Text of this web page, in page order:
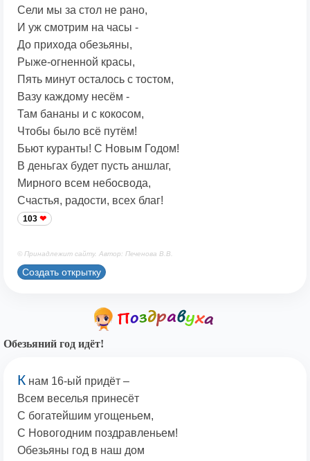
Сели мы за стол не рано,
И уж смотрим на часы -
До прихода обезьяны,
Рыже-огненной красы,
Пять минут осталось с тостом,
Вазу каждому несём -
Там бананы и с кокосом,
Чтобы было всё путём!
Бьют куранты! С Новым Годом!
В деньгах будет пусть аншлаг,
Мирного всем небосвода,
Счастья, радости, всех благ!
103
© Принадлежит сайту. Автор: Печенова В.В.
Создать открытку
Обезьяний год идёт!
К нам 16-ый придёт –
Всем веселья принесёт
С богатейшим угощеньем,
С Новогодним поздравленьем!
Обезьяны год в наш дом